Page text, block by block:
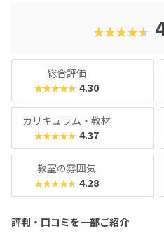
★★★★★
総合評価
★★★★★ 4.30
カリキュラム・教材
★★★★★ 4.37
教室の雰囲気
★★★★★ 4.28
評判・口コミを一部ご紹介